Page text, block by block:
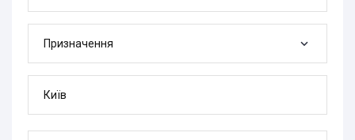
Призначення